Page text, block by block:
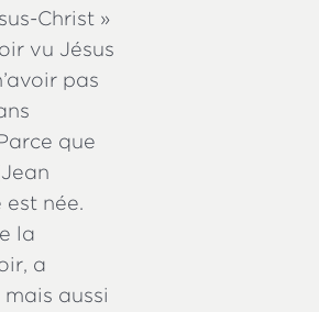
Christ »
vu Jésus
pas
que
née.
la
a
aussi